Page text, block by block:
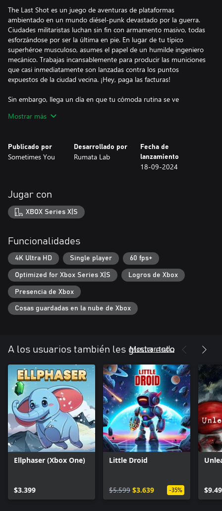
The Last Shot es un juego de aventuras de plataformas
ambientado en un mundo diésel-punk devastado por la guerra.
Ciudades militaristas luchan sin fin con armamento masivo, todas
esforzándose por ser la última en pie. En lugar de tu típico
superhéroe musculoso, asumes el papel de un humilde ingeniero
mecánico. Trabajas incansablemente para producir las municiones
que casi inmediatamente son lanzadas contra los puntos
expuestos de la ciudad vecina. ¡Hey, paga las facturas!
Sin embargo, llega un día en que tu cómoda rutina se ve
viaje. Para salvar a tus amigos y la ciudad que amas, debes
aprender más sobre su historia y leyendas, resuelve numerosos
rompecabezas y juega con maquinaria y artilugios de todas las
Características clave:
- Visuales originales dibujados a mano al estilo de los viejos
dibujos animados.
ingeniería.
herramientas y maquinaria vitales.
- Domina las maravillas mecánicas que encuentres en tus viajes.
Conduce vehículos todo terreno, mochilas propulsoras, trenes
blindados, plataformas móviles y mucho más.
- Explora un vasto e intrigante mundo diésel-punk, viviendo
según las leyes del tiempo de guerra. Admira la impresionante
tecnología y arquitectura mientras te sumerges más profundo
Mostrar más
Publicado por
Sometimes You
Desarrollado por
Rumata Lab
Fecha de
lanzamiento
18-09-2024
Jugar con
XBOX Series X|S
Funcionalidades
4K Ultra HD Single player 60 fps+
Optimized for Xbox Series X|S Logros de Xbox
Presencia de Xbox
Cosas guardadas en la nube de Xbox
A los usuarios también les gusta esto
Mostrar todo
Ellphaser (Xbox One)
$3.399
Little Droid
$5.599 $3.639 -35%